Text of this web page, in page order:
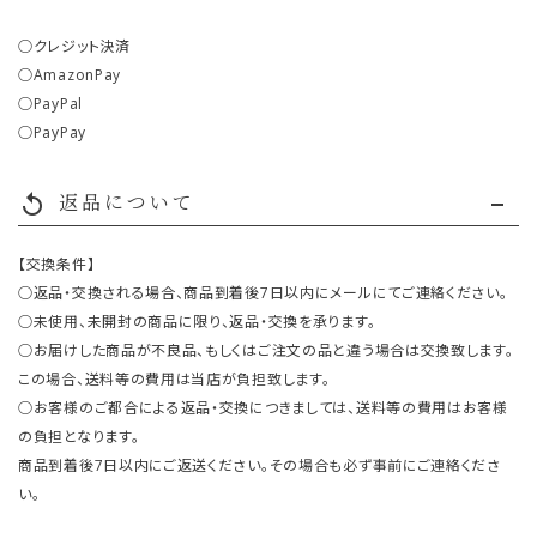
○クレジット決済
○AmazonPay
○PayPal
○PayPay
replay 返品について
【交換条件】
○返品・交換される場合、商品到着後7日以内にメールにてご連絡ください。
○未使用、未開封の商品に限り、返品・交換を承ります。
○お届けした商品が不良品、もしくはご注文の品と違う場合は交換致します。
この場合、送料等の費用は当店が負担致します。
○お客様のご都合による返品・交換につきましては、送料等の費用はお客様
の負担となります。
商品到着後7日以内にご返送ください。その場合も必ず事前にご連絡くださ
い。